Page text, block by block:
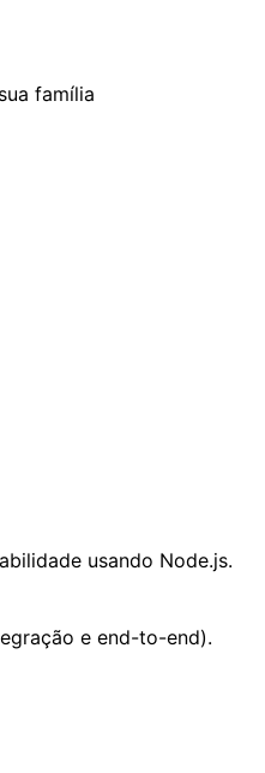
família
usando Node.js.
e end-to-end).